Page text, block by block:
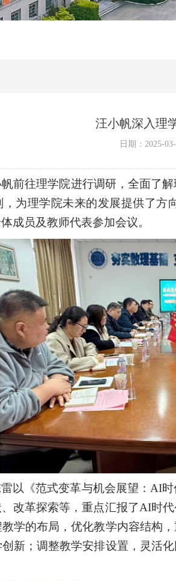
汪小帆深入理
日期：2025-
前往理学院进行调研，全面了
为理学院未来的发展提供了
成员及教师代表参加会议。
以《范式变革与机会展望： AI
改革探索等，重点汇报了AI时
学的布局，优化教学内容结构
新；调整教学安排设置，灵活